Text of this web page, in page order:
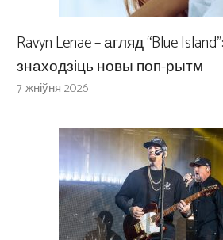
Ravyn Lenae – агляд “Blue
знаходзіць новы поп-рытм
7 жніўня 2026